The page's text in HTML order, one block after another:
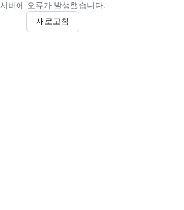
서버에 오류가 발생했습니다.
새로고침